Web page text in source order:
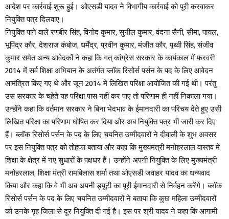
आदेश पर कार्रवाई शुरू हुई। ओएसडी यादव ने विभागीय कार्रवाई को पूरी करवाकर
नियुक्ति पत्र दिलवाए।
नियुक्ति पाने वाले रणबीर सिंह, विनोद कुमार, सुनील कुमार, वंदना सैनी, सीमा, पायल,
भूपिंद्र कौर, देशराज कंबोज, धर्मेंद्र, प्रवीन कुमार, मंजीत कौर, पृथ्वी सिंह, संजीव
कुमार समेत अन्य आवेदकों ने कहा कि गत् कांग्रेस सरकार के कार्यकाल में फरवरी
2014 में सर्व शिक्षा अभियान के अतंर्गत ब्लॉक रिसोर्स पर्सन के पद के लिए आवेदन
आमंत्रित किए गए थे और जून 2014 में लिखित परिक्षा आयोजित की गई थी। परंतु
उस सरकार के चहेते यह परिक्षा पास नहीं कर पाए तो परिणाम ही नहीं निकाला गया।
उन्होंने कहा कि वर्तमान सरकार ने बिना भेदभाव के ईमानदारी का परिचय देते हुए उसी
लिखित परिक्षा का परिणाम घोषित कर दिया और अब नियुक्ति पत्र भी जारी कर दिए
हैं। ब्लॉक रिसोर्स पर्सन के पद के लिए चयनित उम्मीदवारों ने दीवाली के शुभ अवसर
पर इस नियुक्ति पत्र को तोहफा बताया और कहा कि मुख्यमंत्री मनोहरलाल वास्तव में
शिक्षा के क्षेत्र में नए सुधारों के पक्षधर हैं। उन्होंने अपनी नियुक्ति के लिए मुख्यमंत्री
मनोहरलाल, शिक्षा मंत्री रामबिलास शर्मा तथा ओएसडी जवाहर यादव का धन्यवाद
किया और कहा कि वे भी अब अपनी ड्यूटी का पूरी ईमानदारी से निर्वहन करेंगे। ब्लॉक
रिसोर्स पर्सन के पद के लिए चयनित उम्मीदवारों ने बताया कि कुछ महिला उम्मीदवारों
को उनके गृह जिला से दूर नियुक्ति दी गई है। इस पर श्री यादव ने कहा कि आगामी